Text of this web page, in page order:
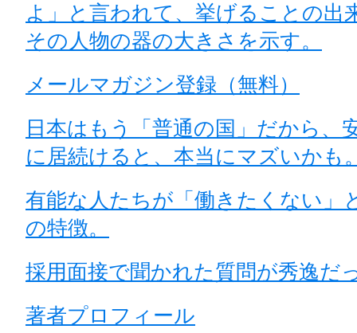
よ」と言われて、挙げることの出
その人物の器の大きさを示す。
メールマガジン登録（無料）
日本はもう「普通の国」だから、
に居続けると、本当にマズいかも
有能な人たちが「働きたくない」
の特徴。
採用面接で聞かれた質問が秀逸だ
著者プロフィール